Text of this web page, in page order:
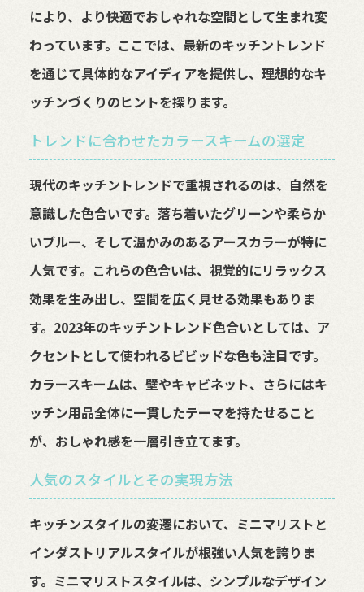
により、より快適でおしゃれな空間として生まれ変
わっています。ここでは、最新のキッチントレンド
を通じて具体的なアイディアを提供し、理想的なキ
ッチンづくりのヒントを探ります。
トレンドに合わせたカラースキームの選定
現代のキッチントレンドで重視されるのは、自然を
意識した色合いです。落ち着いたグリーンや柔らか
いブルー、そして温かみのあるアースカラーが特に
人気です。これらの色合いは、視覚的にリラックス
効果を生み出し、空間を広く見せる効果もありま
す。2023年のキッチントレンド色合いとしては、ア
クセントとして使われるビビッドな色も注目です。
カラースキームは、壁やキャビネット、さらにはキ
ッチン用品全体に一貫したテーマを持たせること
が、おしゃれ感を一層引き立てます。
人気のスタイルとその実現方法
キッチンスタイルの変遷において、ミニマリストと
インダストリアルスタイルが根強い人気を誇りま
す。ミニマリストスタイルは、シンプルなデザイン